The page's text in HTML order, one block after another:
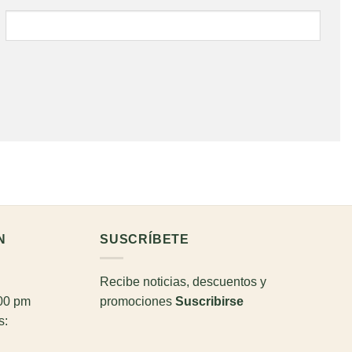
pm
SUSCRÍBETE
Recibe noticias, descuentos y
promociones Suscribirse